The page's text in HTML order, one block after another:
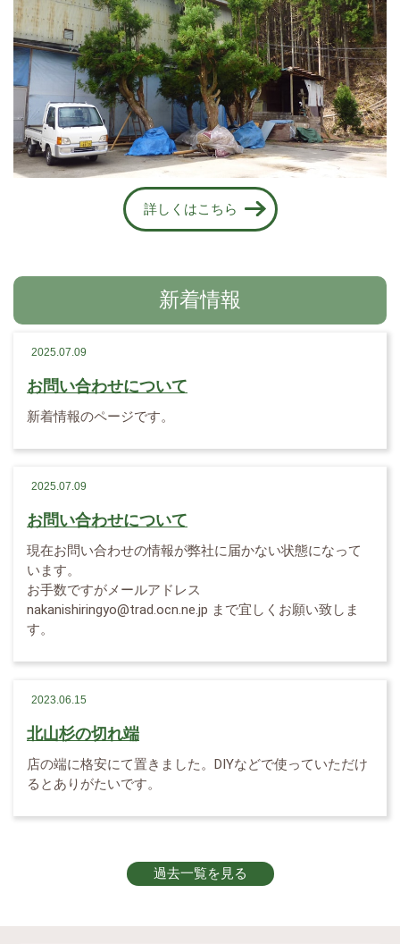
詳しくはこちら
新着情報
2025.07.09
お問い合わせについて
新着情報のページです。
2025.07.09
お問い合わせについて
現在お問い合わせの情報が弊社に届かない状態になって
います。
お手数ですがメールアドレス
nakanishiringyo@trad.ocn.ne.jp まで宜しくお願い致しま
す。
2023.06.15
北山杉の切れ端
店の端に格安にて置きました。DIYなどで使っていただけ
るとありがたいです。
過去一覧を見る